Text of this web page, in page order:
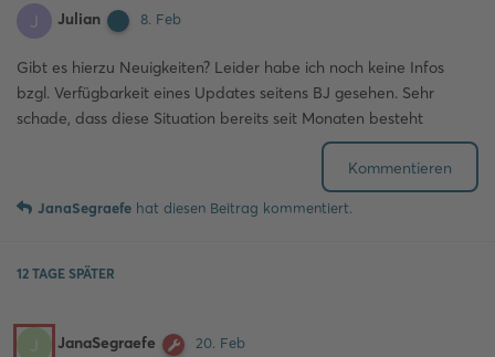
J Julian 8. Feb
Gibt es hierzu Neuigkeiten? Leider habe ich noch keine Infos
bzgl. Verfügbarkeit eines Updates seitens BJ gesehen. Sehr
schade, dass diese Situation bereits seit Monaten besteht
Kommentieren
JanaSegraefe hat diesen Beitrag kommentiert.
12 TAGE SPÄTER
J JanaSegraefe 20. Feb